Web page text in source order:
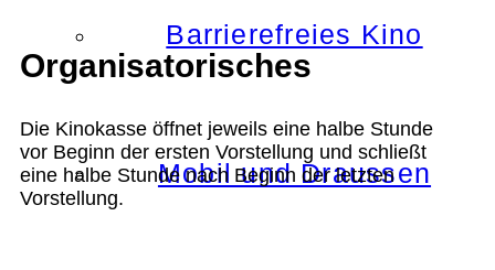
Barrierefreies Kino
Mobil und Draussen
Organisatorisches
Die Kinokasse öffnet jeweils eine halbe Stunde
vor Beginn der ersten Vorstellung und schließt
eine halbe Stunde nach Beginn der letzten
Vorstellung.